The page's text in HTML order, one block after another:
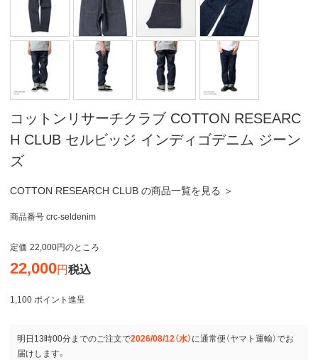
コットンリサーチクラブ COTTON RESEARC
H CLUB セルビッジ インディゴデニム ジーン
ズ
COTTON RESEARCH CLUB の商品一覧を見る ＞
商品番号 crc-seldenim
定価 22,000 のところ
22,000 税込
1,100 ポイント進呈
明日 13時00分までのご注文で2026/08/12（水） に通常便（ヤマト運輸）でお
届けします。